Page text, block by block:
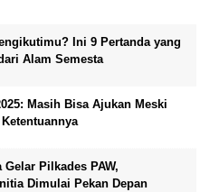
Ini 9 Pertanda yang
Alam Semesta
Masih Bisa Ajukan Meski
Gelar Pilkades PAW,
Dimulai Pekan Depan